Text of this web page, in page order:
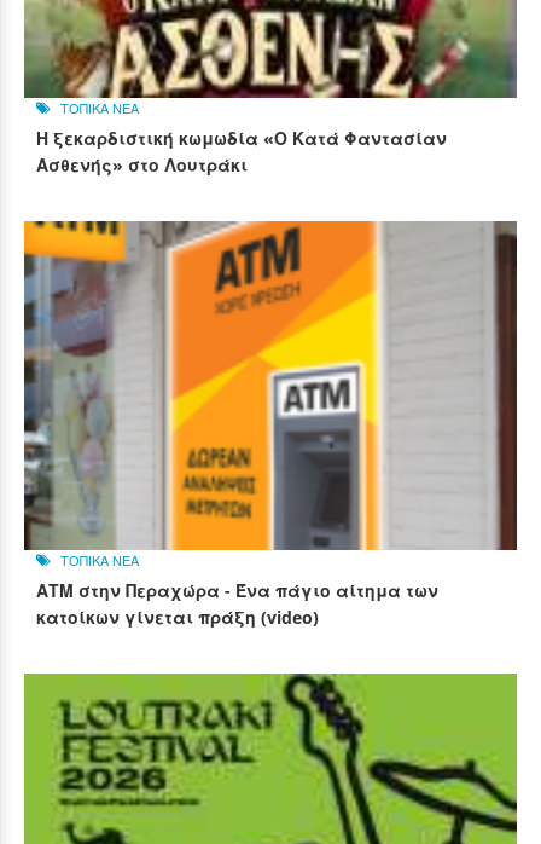
ΤΟΠΙΚΑ ΝΕΑ
Η ξεκαρδιστική κωμωδία «Ο Κατά Φαντασίαν
Ασθενής» στο Λουτράκι
ΤΟΠΙΚΑ ΝΕΑ
ΑΤΜ στην Περαχώρα - Ένα πάγιο αίτημα των
κατοίκων γίνεται πράξη (video)